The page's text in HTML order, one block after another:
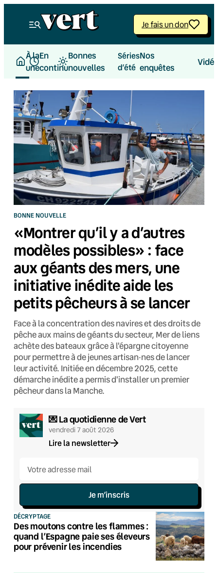
Je fais un don
À la
une
En
continu
Bonnes
nouvelles
Séries
d’été
Nos
enquêtes
BONNE NOUVELLE
«Montrer qu’il y a d’autres
modèles possibles» : face
aux géants des mers, une
initiative inédite aide les
petits pêcheurs à se lancer
Face à la concentration des navires et des droits de
pêche aux mains de géants du secteur, Mer de liens
achète des bateaux grâce à l'épargne citoyenne
pour permettre à de jeunes artisan·nes de lancer
leur activité. Initiée en décembre 2025, cette
démarche inédite a permis d'installer un premier
pêcheur dans la Manche.
💌 La quotidienne de Vert
Lire la newsletter
vendredi 7 août 2026
Je m’inscris
DÉCRYPTAGE
Des moutons contre les flammes :
quand l’Espagne paie ses éleveurs
pour prévenir les incendies